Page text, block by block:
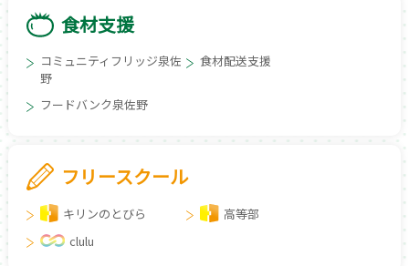
食材支援
コミュニティフリッジ泉佐
野
食材配送支援
フードバンク泉佐野
フリースクール
キリンのとびら
高等部
clulu